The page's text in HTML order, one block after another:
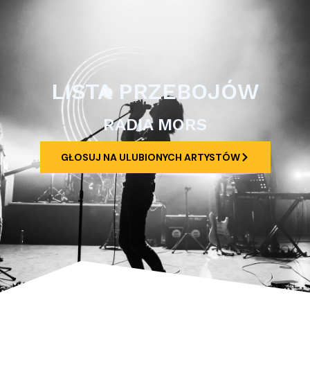
LISTA PRZEBOJÓW
RADIA MORS
GŁOSUJ NA ULUBIONYCH ARTYSTÓW